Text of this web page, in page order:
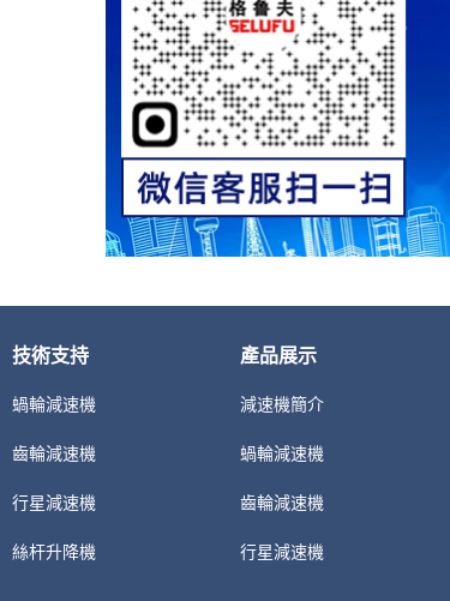
技術支持
蝸輪減速機
齒輪減速機
行星減速機
絲杆升降機
產品展示
減速機簡介
蝸輪減速機
齒輪減速機
行星減速機